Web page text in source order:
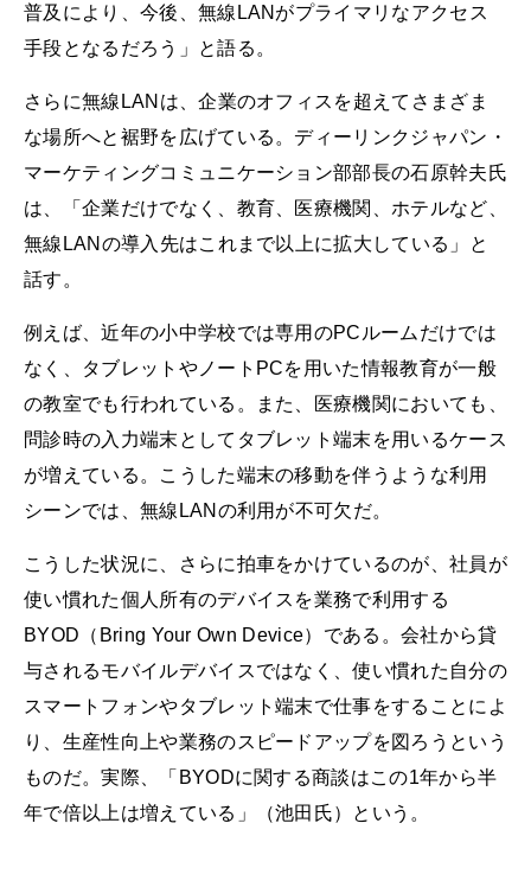
普及により、今後、無線LANがプライマリなアクセス
手段となるだろう」と語る。
さらに無線LANは、企業のオフィスを超えてさまざま
な場所へと裾野を広げている。ディーリンクジャパン・
マーケティングコミュニケーション部部長の石原幹夫氏
は、「企業だけでなく、教育、医療機関、ホテルなど、
無線LANの導入先はこれまで以上に拡大している」と
話す。
例えば、近年の小中学校では専用のPCルームだけでは
なく、タブレットやノートPCを用いた情報教育が一般
の教室でも行われている。また、医療機関においても、
問診時の入力端末としてタブレット端末を用いるケース
が増えている。こうした端末の移動を伴うような利用
シーンでは、無線LANの利用が不可欠だ。
こうした状況に、さらに拍車をかけているのが、社員が
使い慣れた個人所有のデバイスを業務で利用する
BYOD（Bring Your Own Device）である。会社から貸
与されるモバイルデバイスではなく、使い慣れた自分の
スマートフォンやタブレット端末で仕事をすることによ
り、生産性向上や業務のスピードアップを図ろうという
ものだ。実際、「BYODに関する商談はこの1年から半
年で倍以上は増えている」（池田氏）という。